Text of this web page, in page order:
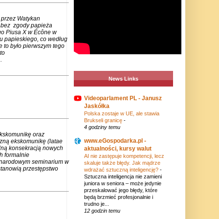
Watykan
bez zgody papieża
Piusa X w Écône w
papieskiego, co według
było pierwszym tego
oraz
ekskomunikę (latae
konsekracją nowych
formalnie
seminarium w
przestępstwo
News Links
Videoparlament PL - Janusz
Jaskółka
Polska zostaje w UE, ale stawia
Brukseli granicę -
4 godziny temu
www.eGospodarka.pl -
aktualności, kursy walut
AI nie zastępuje kompetencji, lecz
skaluje także błędy. Jak mądrze
wdrażać sztuczną inteligencję? -
Sztuczna inteligencja nie zamieni
juniora w seniora – może jedynie
przeskalować jego błędy, które
będą brzmieć profesjonalnie i
trudno je...
12 godzin temu